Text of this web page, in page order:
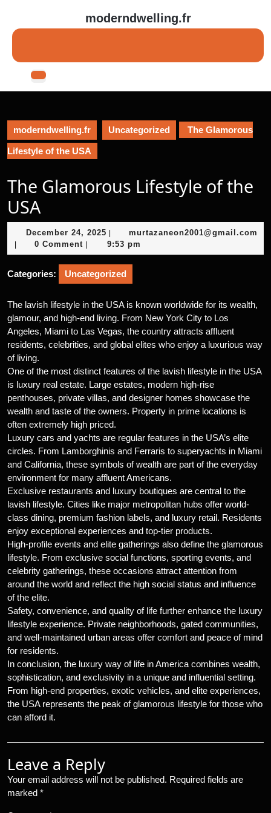
content
moderndwelling.fr
Open
moderndwelling.fr Uncategorized The Glamorous
Lifestyle of the USA
The Glamorous Lifestyle of the
USA
December 24, 2025 December
24,
2025
murtazaneon2001@gmail.com
murtazaneon2001@gmail.com
0 Comment 9:53 pm
Categories: Uncategorized
The lavish lifestyle in the USA is known worldwide for its wealth,
glamour, and high-end living. From New York City to Los
Angeles, Miami to Las Vegas, the country attracts affluent
residents, celebrities, and global elites who enjoy a luxurious way
of living.
One of the most distinct features of the lavish lifestyle in the USA
is luxury real estate. Large estates, modern high-rise
penthouses, private villas, and designer homes showcase the
wealth and taste of the owners. Property in prime locations is
often extremely high priced.
Luxury cars and yachts are regular features in the USA’s elite
circles. From Lamborghinis and Ferraris to superyachts in Miami
and California, these symbols of wealth are part of the everyday
environment for many affluent Americans.
Exclusive restaurants and luxury boutiques are central to the
lavish lifestyle. Cities like major metropolitan hubs offer world-
class dining, premium fashion labels, and luxury retail. Residents
enjoy exceptional experiences and top-tier products.
High-profile events and elite gatherings also define the glamorous
lifestyle. From exclusive social functions, sporting events, and
celebrity gatherings, these occasions attract attention from
around the world and reflect the high social status and influence
of the elite.
Safety, convenience, and quality of life further enhance the luxury
lifestyle experience. Private neighborhoods, gated communities,
and well-maintained urban areas offer comfort and peace of mind
for residents.
In conclusion, the luxury way of life in America combines wealth,
sophistication, and exclusivity in a unique and influential setting.
From high-end properties, exotic vehicles, and elite experiences,
the USA represents the peak of glamorous lifestyle for those who
can afford it.
Leave a Reply
Your email address will not be published. Required fields are
marked *